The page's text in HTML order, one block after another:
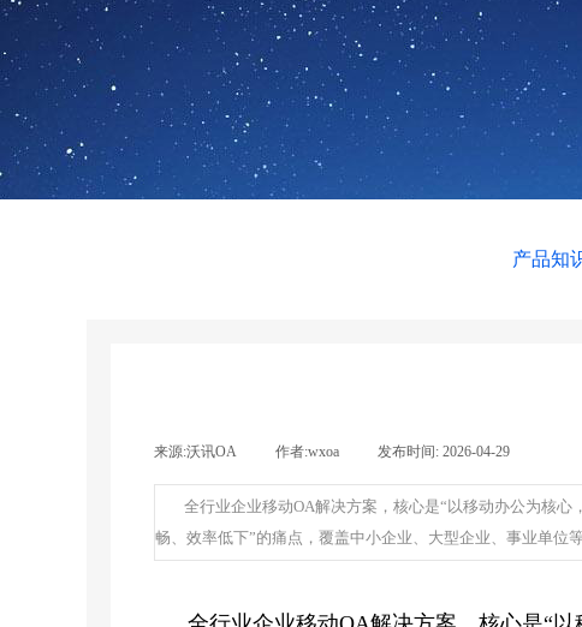
产品知
来源:沃讯OA 作者:wxoa 发布时间: 2026-04-29
全行业企业移动OA解决方案，核心是“以移动办公为核
畅、效率低下”的痛点，覆盖中小企业、大型企业、事业单位